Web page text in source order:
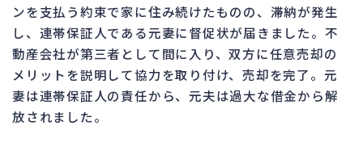
ンを支払う約束で家に住み続けたものの、滞納が発生
し、連帯保証人である元妻に督促状が届きました。不
動産会社が第三者として間に入り、双方に任意売却の
メリットを説明して協力を取り付け、売却を完了。元
妻は連帯保証人の責任から、元夫は過大な借金から解
放されました。